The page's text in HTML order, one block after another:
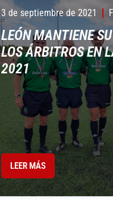
3 de septiembre de 2021
LEÓN MANTIENE
LOS ÁRBITROS EN
2021
LEER MÁS